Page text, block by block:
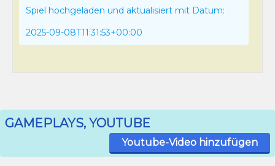
Spiel hochgeladen und aktualisiert mit Datum:
2025-09-08T11:31:53+00:00
GAMEPLAYS, YOUTUBE
Youtube-Video hinzufügen